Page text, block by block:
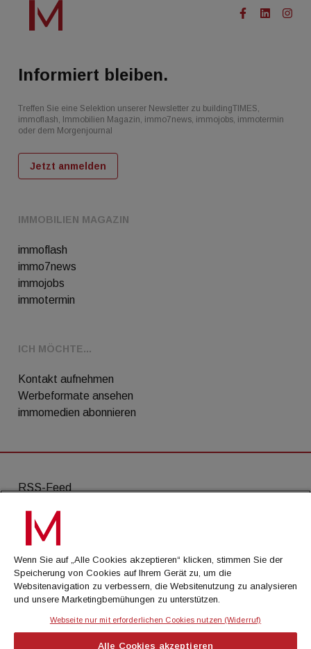
IMMOBILIEN MAGAZIN
immoflash
immo7news
immojobs
immotermin
ICH MÖCHTE...
Kontakt aufnehmen
Werbeformate ansehen
immomedien abonnieren
Informiert bleiben.
Treffen Sie eine Selektion unserer Newsletter zu buildingTIMES,
immoflash, Immobilien Magazin, immo7news, immojobs, immotermin
oder dem Morgenjournal
Jetzt anmelden
RSS-Feed
AGB
Datenschutz
Kontakt
Impressum
Wenn Sie auf „Alle Cookies akzeptieren“ klicken, stimmen Sie der
Speicherung von Cookies auf Ihrem Gerät zu, um die
Websitenavigation zu verbessern, die Websitenutzung zu analysieren
und unsere Marketingbemühungen zu unterstützen.
Webseite nur mit erforderlichen Cookies nutzen (Widerruf)
Alle Cookies akzeptieren